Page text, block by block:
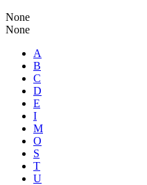
None
None
A
B
C
D
E
I
M
O
S
T
U